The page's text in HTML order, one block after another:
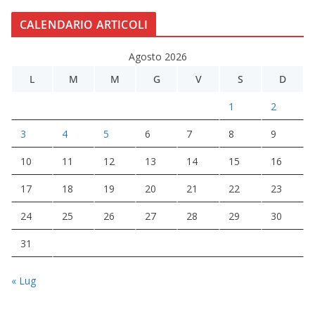
CALENDARIO ARTICOLI
Agosto 2026
L
M M G V S D
1 2
3 4 5 6 7 8 9
10 11 12 13 14 15 16
17 18 19 20 21 22 23
24 25 26 27 28 29 30
31
« Lug